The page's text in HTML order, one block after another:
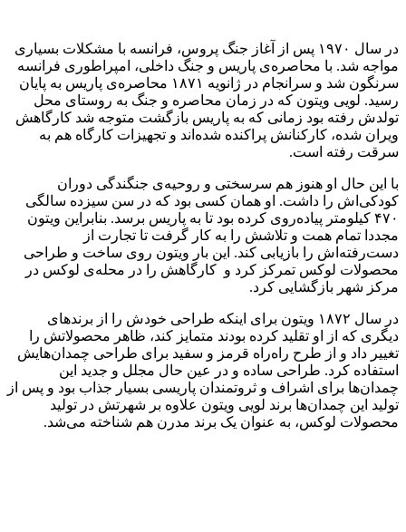
در سال ۱۹۷۰ پس از آغاز جنگ پروس، فرانسه با مشکلات بسیاری
مواجه شد. با محاصره‌ی پاریس و جنگ داخلی، امپراطوری فرانسه
سرنگون شد و سرانجام در ژانویه ۱۸۷۱ محاصره‌ی پاریس به پایان
رسید. لویی ویتون که در زمان محاصره و جنگ به روستای محل
تولدش رفته بود زمانی که به پاریس بازگشت متوجه شد کارگاهش
ویران شده، کارکنانش پراکنده شده‌اند و تجهیزات کارگاه هم به
سرقت رفته است.
با این حال او هنوز هم سرسختی و روحیه‌ی جنگندگی دوران
کودکی‌اش را داشت. او همان کسی بود که در سن سیزده سالگی
۴۷۰ کیلومتر پیاده‌روی کرده بود تا به پاریس برسد. بنابراین ویتون
مجددا تمام همت و تلاشش را به کار گرفت تا تجارت از
دست‌رفته‌اش را بازیابی کند. این بار ویتون روی ساخت و طراحی
محصولات لوکس تمرکز کرد و کارگاهش را در محله‌ی لوکس در
مرکز شهر بازگشایی کرد.
در سال ۱۸۷۲ ویتون برای اینکه طراحی خودش را از برندهای
دیگری که از او تقلید کرده بودند متمایز کند، ظاهر محصولاتش را
تغییر داد و از طرح راه‌راه قرمز و سفید برای طراحی چمدان‌هایش
استفاده کرد. طراحی ساده و در عین حال مجلل و جدید این
چمدان‌ها برای اشراف و ثروتمندان پاریسی بسیار جذاب بود و پس از
تولید این چمدان‌ها برند لویی ویتون علاوه بر شهرتش در تولید
محصولات لوکس، به عنوان یک برند مدرن هم شناخته می‌شد.